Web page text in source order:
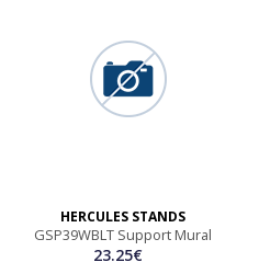
HERCULES STANDS
GSP39WBLT Support Mural
23.25€